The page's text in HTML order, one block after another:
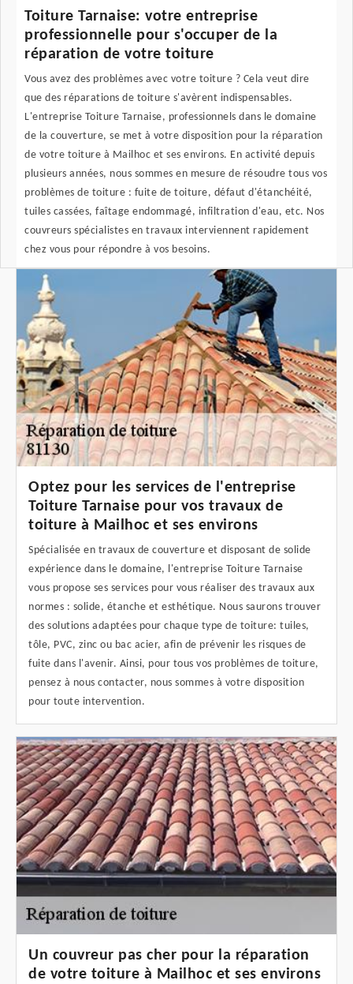
Toiture Tarnaise: votre entreprise
professionnelle pour s'occuper de la
réparation de votre toiture
Vous avez des problèmes avec votre toiture ? Cela veut dire
que des réparations de toiture s'avèrent indispensables.
L'entreprise Toiture Tarnaise, professionnels dans le domaine
de la couverture, se met à votre disposition pour la réparation
de votre toiture à Mailhoc et ses environs. En activité depuis
plusieurs années, nous sommes en mesure de résoudre tous vos
problèmes de toiture : fuite de toiture, défaut d'étanchéité,
tuiles cassées, faîtage endommagé, infiltration d'eau, etc. Nos
couvreurs spécialistes en travaux interviennent rapidement
chez vous pour répondre à vos besoins.
Optez pour les services de l'entreprise
Toiture Tarnaise pour vos travaux de
toiture à Mailhoc et ses environs
Spécialisée en travaux de couverture et disposant de solide
expérience dans le domaine, l'entreprise Toiture Tarnaise
vous propose ses services pour vous réaliser des travaux aux
normes : solide, étanche et esthétique. Nous saurons trouver
des solutions adaptées pour chaque type de toiture: tuiles,
tôle, PVC, zinc ou bac acier, afin de prévenir les risques de
fuite dans l'avenir. Ainsi, pour tous vos problèmes de toiture,
pensez à nous contacter, nous sommes à votre disposition
pour toute intervention.
Un couvreur pas cher pour la réparation
de votre toiture à Mailhoc et ses environs